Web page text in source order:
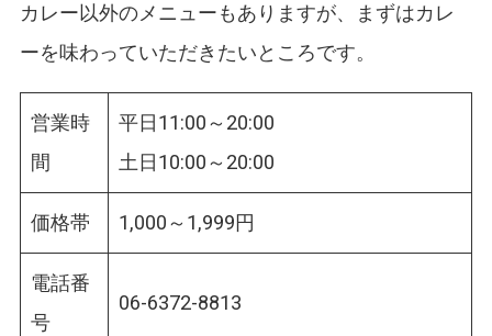
カレー以外のメニューもありますが、まずはカレ
ーを味わっていただきたいところです。
営業時
間
平日11:00～20:00
土日10:00～20:00
価格帯 1,000～1,999円
電話番
号
06-6372-8813